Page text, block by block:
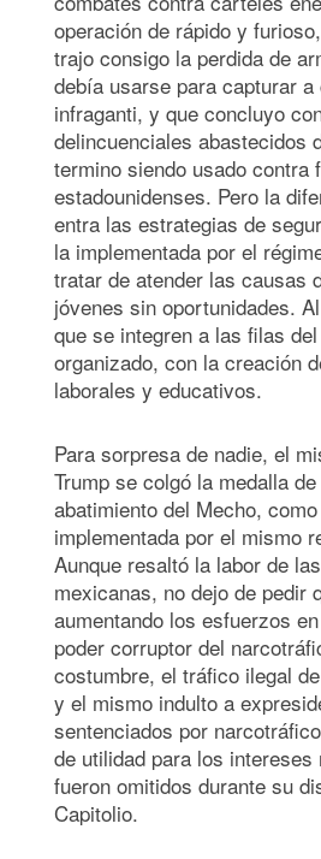
operación de rápido y
trajo consigo la perdida de
debía usarse para capturar
infraganti, y que concluyo
delincuenciales abastecidos
termino siendo usado contra
estadounidenses. Pero la
entra las estrategias de
la implementada por el
tratar de atender las causas
jóvenes sin oportunidades.
que se integren a las filas
organizado, con la creación
laborales y educativos.
Para sorpresa de nadie, el
Trump se colgó la medalla
abatimiento del Mecho,
implementada por el mismo
Aunque resaltó la labor de
mexicanas, no dejo de pedir
aumentando los esfuerzos
poder corruptor del
costumbre, el tráfico ilegal
y el mismo indulto a
sentenciados por
de utilidad para los
fueron omitidos durante su
Capitolio.